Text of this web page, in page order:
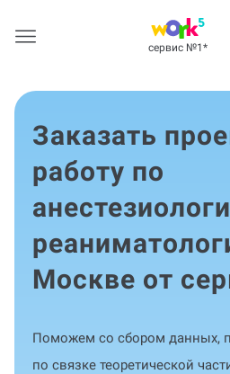
сервис №1 *
Заказать
работу по
Москве от
Поможем со сбором данных,
по связке теоретической